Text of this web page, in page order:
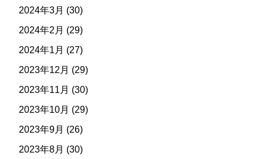
2024年3月 (30)
2024年2月 (29)
2024年1月 (27)
2023年12月 (29)
2023年11月 (30)
2023年10月 (29)
2023年9月 (26)
2023年8月 (30)